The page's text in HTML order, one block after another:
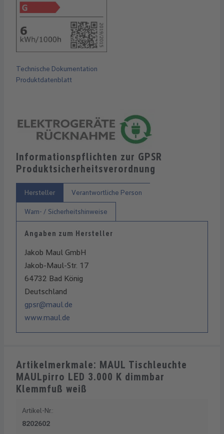
Technische Dokumentation
Produktdatenblatt
Informationspflichten zur GPSR
Produktsicherheitsverordnung
Hersteller Verantwortliche Person
Warn- / Sicherheitshinweise
Angaben zum Hersteller
Jakob Maul GmbH
Jakob-Maul-Str. 17
64732 Bad König
Deutschland
gpsr@maul.de
www.maul.de
Artikelmerkmale: MAUL Tischleuchte
MAULpirro LED 3.000 K dimmbar
Klemmfuß weiß
Artikel-Nr.:
8202602